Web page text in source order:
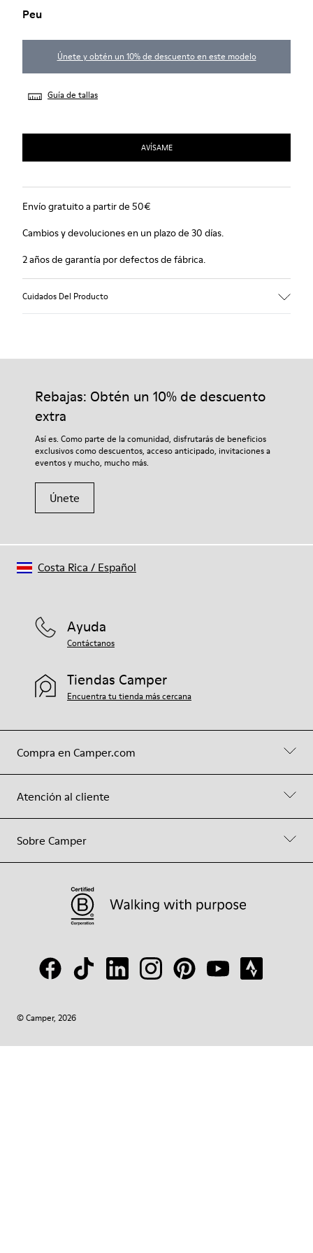
Peu
Únete y obtén un 10% de descuento en este modelo
Guía de tallas
AVÍSAME
Envío gratuito a partir de 50€
Cambios y devoluciones en un plazo de 30 días.
2 años de garantía por defectos de fábrica.
Cuidados Del Producto
Rebajas: Obtén un 10% de descuento
extra
Así es. Como parte de la comunidad, disfrutarás de beneficios
exclusivos como descuentos, acceso anticipado, invitaciones a
eventos y mucho, mucho más.
Únete
Compra en Camper.com
Atención al cliente
Sobre Camper
Ayuda
Contáctanos
Tiendas Camper
Encuentra tu tienda más cercana
© Camper, 2026
Costa Rica / Español